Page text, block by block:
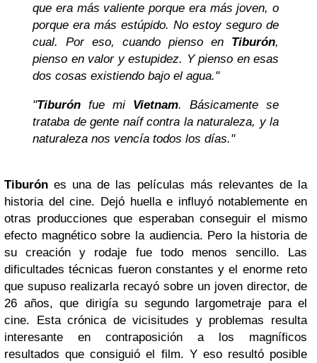
que era más valiente porque era más joven, o
porque era más estúpido. No estoy seguro de
cual. Por eso, cuando pienso en Tiburón,
pienso en valor y estupidez. Y pienso en esas
dos cosas existiendo bajo el agua."
"Tiburón fue mi Vietnam. Básicamente se
trataba de gente naíf contra la naturaleza, y la
naturaleza nos vencía todos los días."
Tiburón es una de las películas más relevantes de la
historia del cine. Dejó huella e influyó notablemente en
otras producciones que esperaban conseguir el mismo
efecto magnético sobre la audiencia. Pero la historia de
su creación y rodaje fue todo menos sencillo. Las
dificultades técnicas fueron constantes y el enorme reto
que supuso realizarla recayó sobre un joven director, de
26 años, que dirigía su segundo largometraje para el
cine. Esta crónica de vicisitudes y problemas resulta
interesante en contraposición a los magníficos
resultados que consiguió el film. Y eso resultó posible